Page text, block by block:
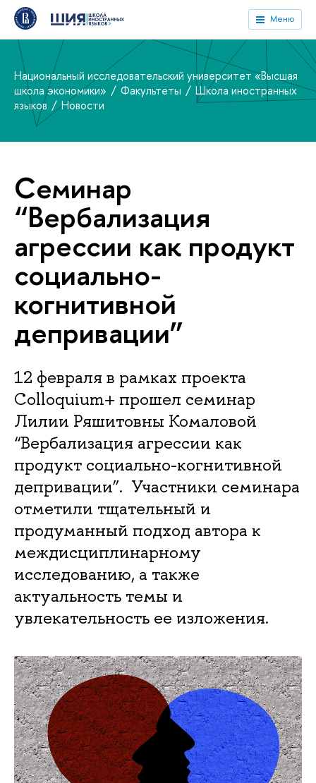
Меню
Национальный исследовательский университет «Высшая
школа экономики»
Факультеты
Школа иностранных
языков
Новости
Cеминар
“Вербализация
агрессии как продукт
социально-
когнитивной
депривации”
12 февраля в рамках проекта
Colloquium+ прошел семинар
Лилии Ряшитовны Комаловой
“Вербализация агрессии как
продукт социально-когнитивной
депривации”. Участники семинара
отметили тщательный и
продуманный подход автора к
междисциплинарному
исследованию, а также
актуальность темы и
увлекательность ее изложения.